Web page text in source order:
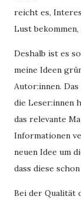
reicht es,
Lust
Deshalb ist es
meine Ideen
Autor:innen.
die Leser:innen
das relevante
Informationen
neuen Idee um
dass diese
Bei der Qualität